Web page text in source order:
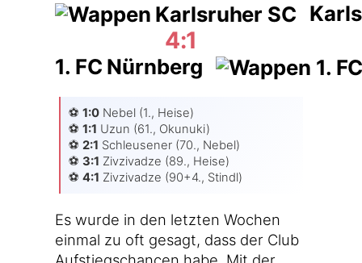
4:1
1. FC Nürnberg
⚽️ 1:0Nebel (1., Hei­se)
⚽️ 1:1 Uzun (61., Okunu­ki)
⚽️ 2:1 Schleu­se­ner (70., Nebel)
⚽️ 3:1 Ziv­ziv­ad­ze (89., Hei­se)
⚽️ 4:1 Ziv­ziv­ad­ze (90+4., Stindl)
Es wur­de in den letz­ten Wochen
ein­mal zu oft gesagt, dass der Club
Auf­stiegs­chan­cen habe. Mit der